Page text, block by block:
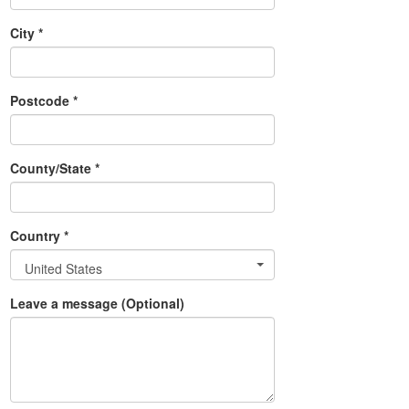
City *
Postcode *
County/State *
Country *
United States
Leave a message (Optional)